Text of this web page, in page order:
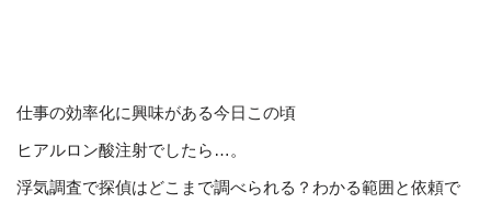
仕事の効率化に興味がある今日この頃
ヒアルロン酸注射でしたら…。
浮気調査で探偵はどこまで調べられる？わかる範囲と依頼で